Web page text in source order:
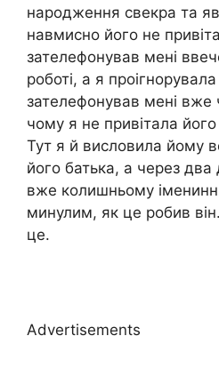
народження свекра та
навмисно його не
зателефонував мені
роботі, а я
зателефонував мені вже
чому я не привітала
Тут я й висловила йому
його батька, а через два
вже колишньому
минулим, як це робив
це.
Advertisements